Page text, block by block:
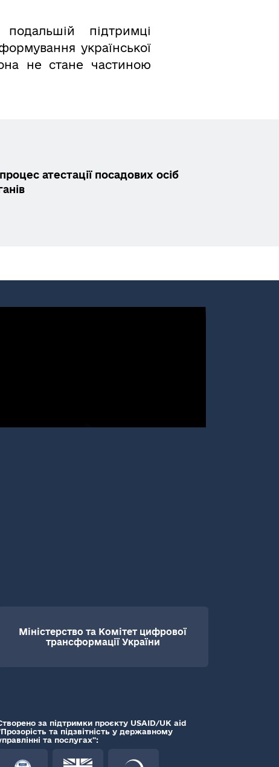
підтримці
української
не стане частиною
атестації посадових осіб
Міністерство та Комітет цифрової
трансформації України
за підтримки проєкту USAID/UK aid
та підзвітність у державному
та послугах":